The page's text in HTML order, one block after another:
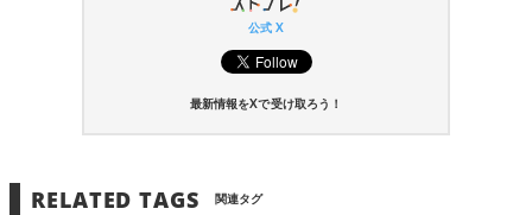
公式 X
最新情報をXで受け取ろう！
RELATED TAGS 関連タグ